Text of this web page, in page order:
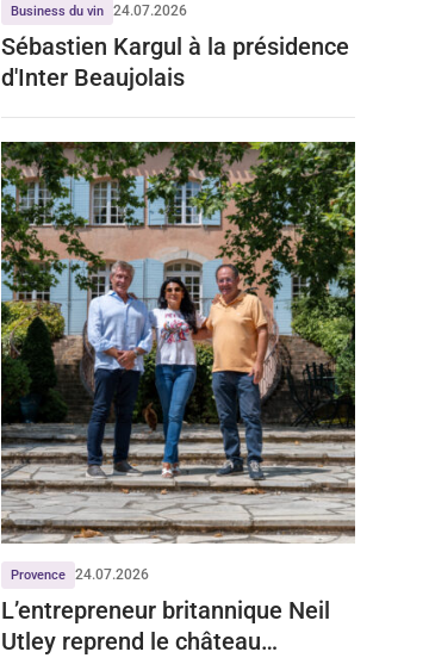
Business du vin 24.07.2026
Sébastien Kargul à la présidence
d'Inter Beaujolais
Provence 24.07.2026
L’entrepreneur britannique Neil
Utley reprend le château